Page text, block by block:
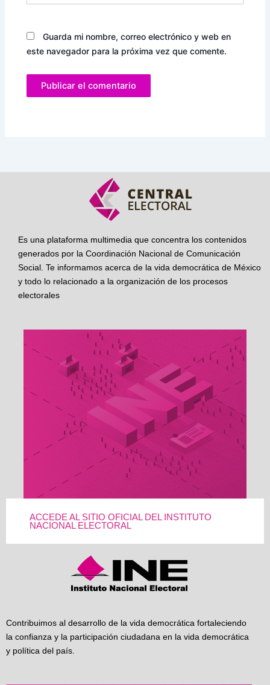
Guarda mi nombre, correo electrónico y web en
este navegador para la próxima vez que comente.
Es una plataforma multimedia que concentra los contenidos
generados por la Coordinación Nacional de Comunicación
Social. Te informamos acerca de la vida democrática de México
y todo lo relacionado a la organización de los procesos
electorales
ACCEDE AL SITIO OFICIAL DEL INSTITUTO
NACIONAL ELECTORAL
Contribuimos al desarrollo de la vida democrática fortaleciendo
la confianza y la participación ciudadana en la vida democrática
y política del país.